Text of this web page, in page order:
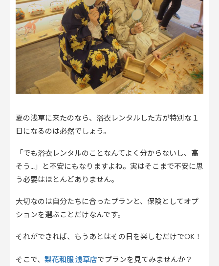
夏の浅草に来たのなら、浴衣レンタルした方が特別な１
日になるのは必然でしょう。
「でも浴衣レンタルのことなんてよく分からないし、高
そう…」と不安にもなりますよね。実はそこまで不安に思
う必要はほとんどありません。
大切なのは自分たちに合ったプランと、保険としてオプ
ションを選ぶことだけなんです。
それができれば、もうあとはその日を楽しむだけでOK！
そこで、 梨花和服 浅草店でプランを見てみませんか？